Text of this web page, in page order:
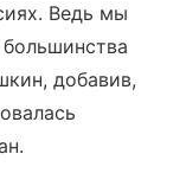
Ведь мы
добавив,